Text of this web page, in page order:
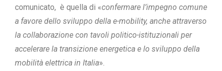
comunicato, è quella di «confermare l’impegno comune
a favore dello sviluppo della e-mobility, anche attraverso
la collaborazione con tavoli politico-istituzionali per
accelerare la transizione energetica e lo sviluppo della
mobilità elettrica in Italia».